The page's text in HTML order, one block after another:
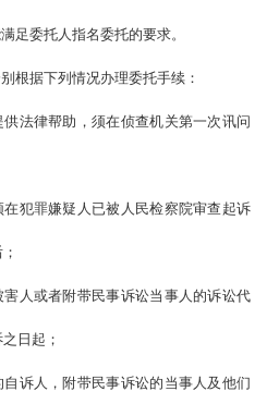
足委托人指名委托的要求。
根据下列情况办理委托手续：
供法律帮助，须在侦查机关第一次讯问
在犯罪嫌疑人已被人民检察院审查起诉
害人或者附带民事诉讼当事人的诉讼代
日起；
自诉人，附带民事诉讼的当事人及他们